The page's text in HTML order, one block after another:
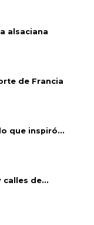
alsaciana
de Francia
que inspiró...
calles de...